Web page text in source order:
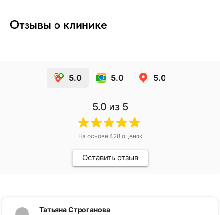
Отзывы о клинике
5.0 5.0 5.0
5.0 из 5
На основе 428оценок
Оставить отзыв
Татьяна Строганова